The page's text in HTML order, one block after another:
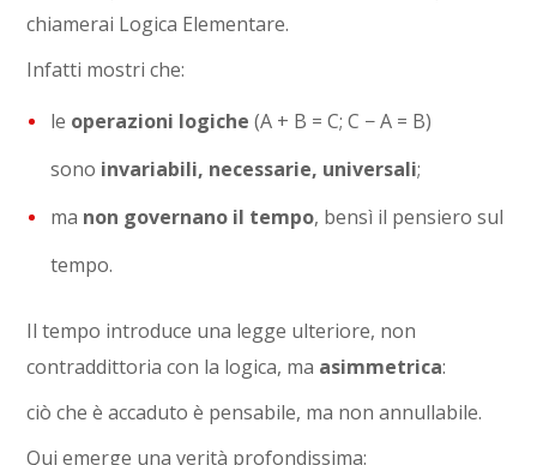
chiamerai Logica Elementare.
Infatti mostri che:
le operazioni logiche (A + B = C; C − A = B)
sono invariabili, necessarie, universali;
ma non governano il tempo, bensì il pensiero sul
tempo.
Il tempo introduce una legge ulteriore, non
contraddittoria con la logica, ma asimmetrica:
ciò che è accaduto è pensabile, ma non annullabile.
Qui emerge una verità profondissima: